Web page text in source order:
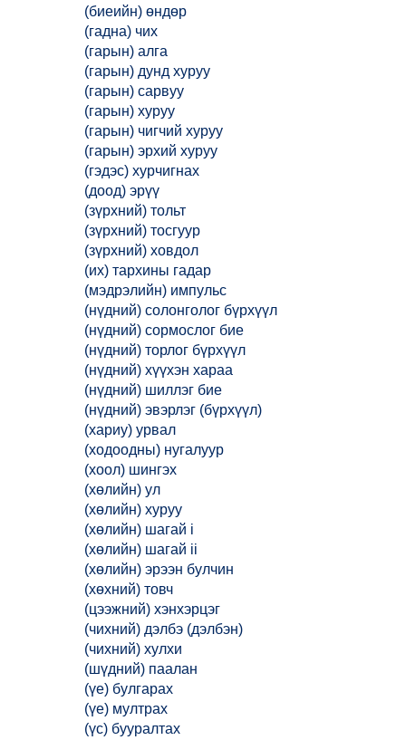
(биеийн) өндөр
(гадна) чих
(гарын) алга
(гарын) дунд хуруу
(гарын) сарвуу
(гарын) хуруу
(гарын) чигчий хуруу
(гарын) эрхий хуруу
(гэдэс) хурчигнах
(доод) эрүү
(зүрхний) тольт
(зүрхний) тосгуур
(зүрхний) ховдол
(их) тархины гадар
(мэдрэлийн) импульс
(нүдний) солонголог бүрхүүл
(нүдний) сормослог бие
(нүдний) торлог бүрхүүл
(нүдний) хүүхэн хараа
(нүдний) шиллэг бие
(нүдний) эвэрлэг (бүрхүүл)
(хариу) урвал
(ходоодны) нугалуур
(хоол) шингэх
(хөлийн) ул
(хөлийн) хуруу
(хөлийн) шагай i
(хөлийн) шагай ii
(хөлийн) эрээн булчин
(хөхний) товч
(цээжний) хэнхэрцэг
(чихний) дэлбэ (дэлбэн)
(чихний) хулхи
(шүдний) паалан
(үе) булгарах
(үе) мултрах
(үс) бууралтах